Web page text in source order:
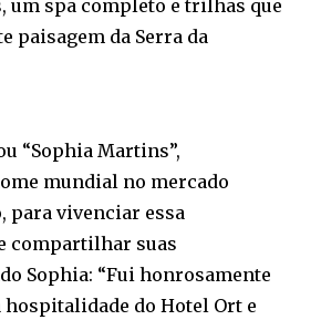
um spa completo e trilhas que
paisagem da Serra da
“Sophia Martins”,
mundial no mercado
para vivenciar essa
compartilhar suas
Sophia: “Fui honrosamente
hospitalidade do Hotel Ort e